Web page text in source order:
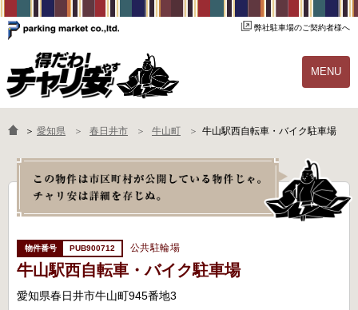
弊社駐車場のご契約者様へ
MENU
物件一覧 ご契約の流れ
よくあるご質問 駐輪場オーナー様へ
＞ 愛知県 春日井市 牛山町 牛山駅西自転車・バイク駐車場
PUB900712 公共駐輪場
牛山駅西自転車・バイク駐車場
愛知県春日井市牛山町945番地3